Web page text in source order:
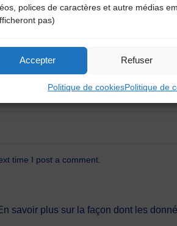
polices de caractères et autre médias
pas)
Accepter Refuser
Politique de cookiesPolitique de
time I post a comment.
savoir plus sur la façon dont les